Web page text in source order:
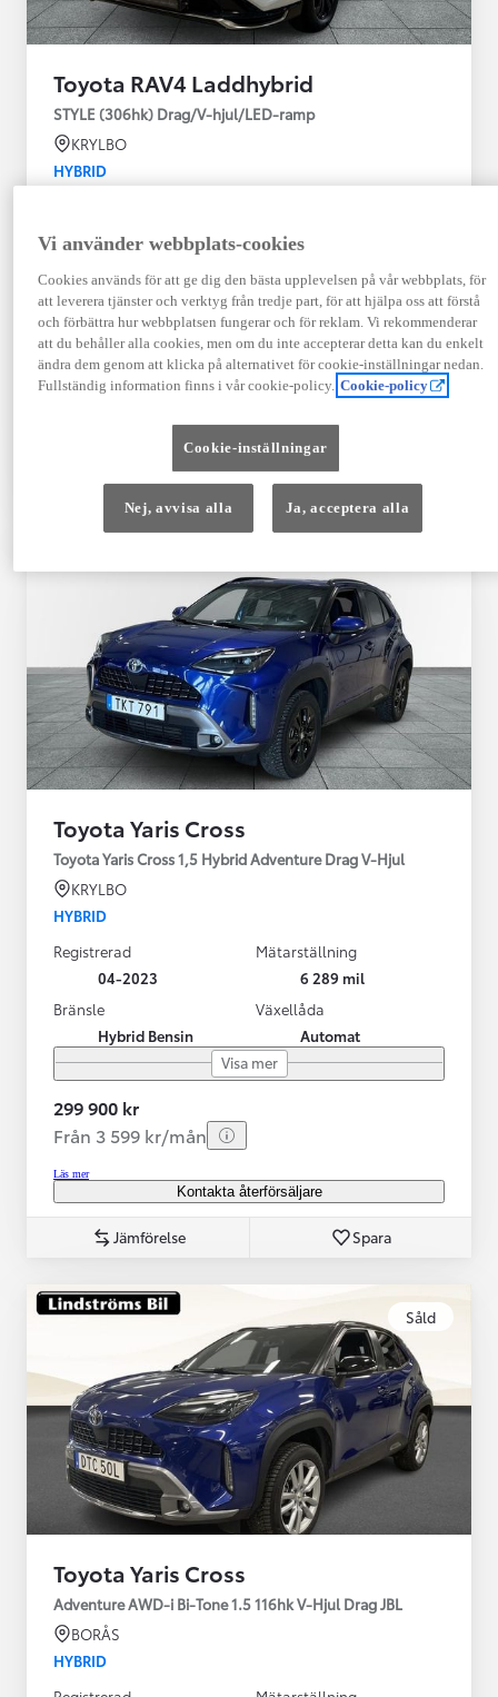
Toyota RAV4 Laddhybrid
STYLE (306hk) Drag/V-hjul/LED-ramp
KRYLBO
HYBRID
09-2023
Hybrid Bensin
Automat
Visa mer
409 900 kr
Från 4 920 kr/mån
Kontakta återförsäljare
Toyota Yaris Cross
Toyota Yaris Cross 1,5 Hybrid Adventure Drag V-Hjul
KRYLBO
HYBRID
Registrerad
04-2023
Mätarställning
6 289 mil
Bränsle
Hybrid Bensin
Växellåda
Automat
Visa mer
299 900 kr
Från 3 599 kr/mån
Läs mer
Kontakta återförsäljare
Jämförelse Spara
Såld
Toyota Yaris Cross
Adventure AWD-i Bi-Tone 1.5 116hk V-Hjul Drag JBL
BORÅS
HYBRID
Vi använder webbplats-cookies
Cookies används för att ge dig den bästa upplevelsen på vår webbplats, för
att leverera tjänster och verktyg från tredje part, för att hjälpa oss att förstå
och förbättra hur webbplatsen fungerar och för reklam. Vi rekommenderar
att du behåller alla cookies, men om du inte accepterar detta kan du enkelt
ändra dem genom att klicka på alternativet för cookie-inställningar nedan.
Fullständig information finns i vår cookie-policy. Cookie-policy
Cookie-inställningar
Nej, avvisa alla Ja, acceptera alla